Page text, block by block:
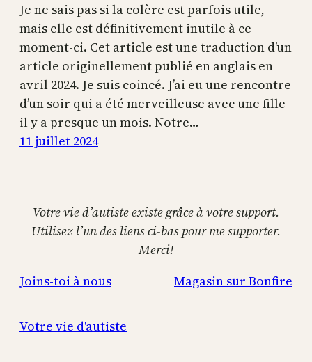
Je ne sais pas si la colère est parfois utile,
mais elle est définitivement inutile à ce
moment-ci. Cet article est une traduction d’un
article originellement publié en anglais en
avril 2024. Je suis coincé. J’ai eu une rencontre
d’un soir qui a été merveilleuse avec une fille
il y a presque un mois. Notre…
11 juillet 2024
Votre vie d’autiste existe grâce à votre support.
Utilisez l’un des liens ci-bas pour me supporter.
Merci!
Joins-toi à nous
Magasin sur Bonfire
Votre vie d'autiste